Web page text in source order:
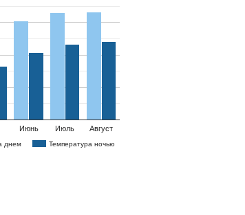
днем Температура ночью
Июнь Июль Август